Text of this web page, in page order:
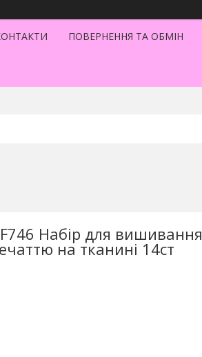
ПОВЕРНЕННЯ ТА ОБМІН
Набір для вишивання
на тканині 14ст